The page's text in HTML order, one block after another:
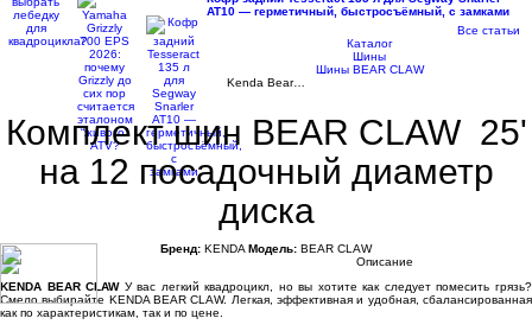
AT10 — герметичный, быстросъёмный, с замками
Все статьи
Каталог
Шины
Шины BEAR CLAW
Kenda Bear…
Комплект шин BEAR CLAW 25'
на 12 посадочный диаметр
диска
Бренд: KENDA Модель: BEAR CLAW
Описание
KENDA BEAR CLAWУ вас легкий квадроцикл, но вы хотите как следует помесить грязь?
Смело выбирайте KENDA BEAR CLAW. Легкая, эффективная и удобная, сбалансированная
как по характеристикам, так и по цене.